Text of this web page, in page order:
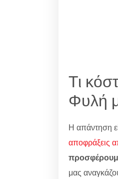
Τι
Φυλή
Η απάντηση
αποφράξεις
μας